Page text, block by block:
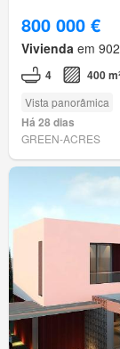
800 000 €
Vivienda em
4 400
Vista panorâmica
Há 28 dias
GREEN-ACRES